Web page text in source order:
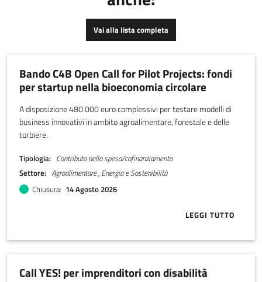
Vai alla lista completa
Bando C4B Open Call for Pilot Projects: fondi
per startup nella bioeconomia circolare
A disposizione 480.000 euro complessivi per testare modelli di
business innovativi in ambito agroalimentare, forestale e delle
torbiere.
Tipologia
Contributo nella spesa/cofinanziamento
Settore
Agroalimentare , Energia e Sostenibilità
Chiusura 14 Agosto 2026
LEGGI TUTTO
ABOUT
Call YES! per imprenditori con disabilità